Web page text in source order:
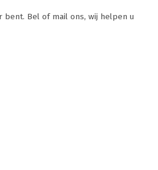
bent. Bel of mail ons, wij helpen u